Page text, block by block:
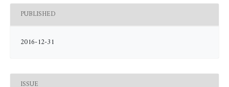
PUBLISHED
2016-12-31
ISSUE